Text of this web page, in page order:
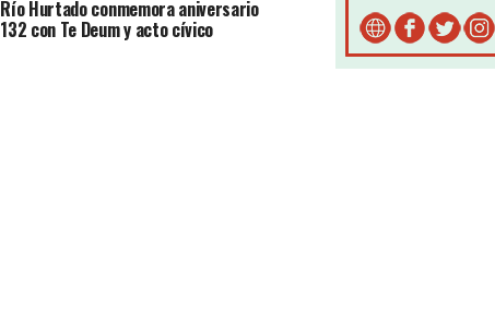
Río Hurtado conmemora aniversario
132 con Te Deum y acto cívico